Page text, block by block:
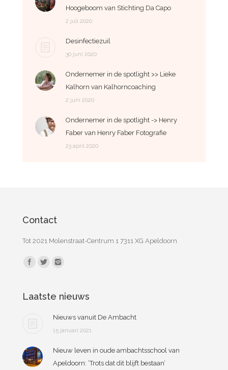
Hoogeboom van Stichting Da Capo
2 juli 2020
Desinfectiezuil
30 juni 2020
Ondernemer in de spotlight >> Lieke
Kalhorn van Kalhorncoaching
2 juni 2020
Ondernemer in de spotlight -> Henry
Faber van Henry Faber Fotografie
23 april 2020
Contact
Tot 2021 Molenstraat-Centrum 1 7311 XG Apeldoorn
Vind ons op:
Laatste nieuws
Nieuws vanuit De Ambacht
15 januari 2021
Nieuw leven in oude ambachtsschool van
Apeldoorn: ‘Trots dat dit blijft bestaan’